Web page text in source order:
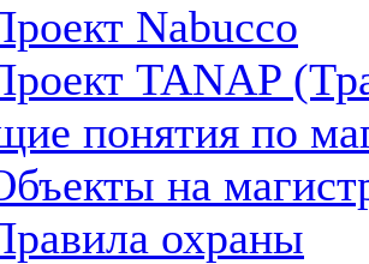
Nabucco
TANAP
понятия по
на
охраны